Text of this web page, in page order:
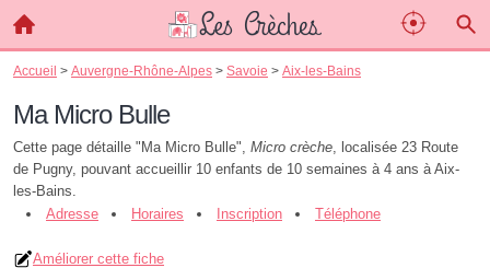
Accueil > Auvergne-Rhône-Alpes > Savoie > Aix-les-Bains
Ma Micro Bulle
Cette page détaille "Ma Micro Bulle", Micro crèche, localisée 23 Route
de Pugny, pouvant accueillir 10 enfants de 10 semaines à 4 ans à Aix-
les-Bains.
Adresse
Horaires Inscription Téléphone
Améliorer cette fiche